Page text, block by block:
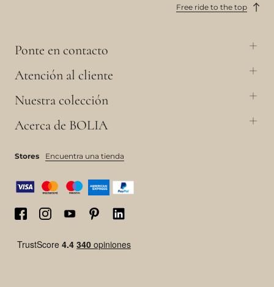
Free ride to the top
Ponte en contacto
Atención al cliente
Nuestra colección
Acerca de BOLIA
Stores Encuentra una tienda